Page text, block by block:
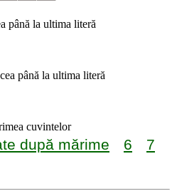
până la ultima literă
până la ultima literă
cuvintelor
după mărime 6
7